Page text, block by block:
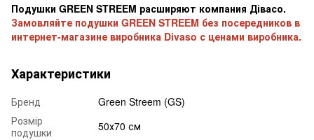
Подушки GREEN STREEM расширяют компания Дівасо.
Замовляйте подушки GREEN STREEM без посередников в
интернет-магазине виробника Divaso с ценами виробника.
Характеристики
Бренд
Green Streem (GS)
Розмір
подушки
50х70 см